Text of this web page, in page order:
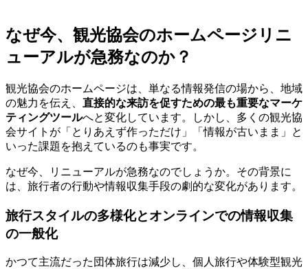
なぜ今、観光協会のホームページリニ
ューアルが急務なのか？
観光協会のホームページは、単なる情報発信の場から、地域
の魅力を伝え、 直接的な来訪を促すための最も重要なマーケ
ティングツールへと変化しています。しかし、多くの観光協
会サイトが「とりあえず作っただけ」「情報が古いまま」と
いった課題を抱えているのも事実です。
なぜ今、リニューアルが急務なのでしょうか。その背景に
は、旅行者の行動や情報収集手段の劇的な変化があります。
旅行スタイルの多様化とオンラインでの情報収集
の一般化
かつて主流だった団体旅行は減少し、個人旅行や体験型観光